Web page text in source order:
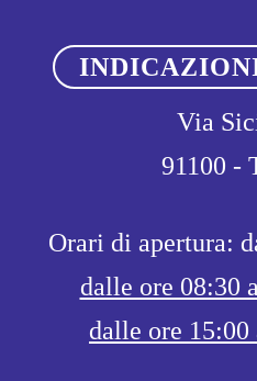
Via
91100 -
Orari di apertura:
dalle ore 08:30
dalle ore